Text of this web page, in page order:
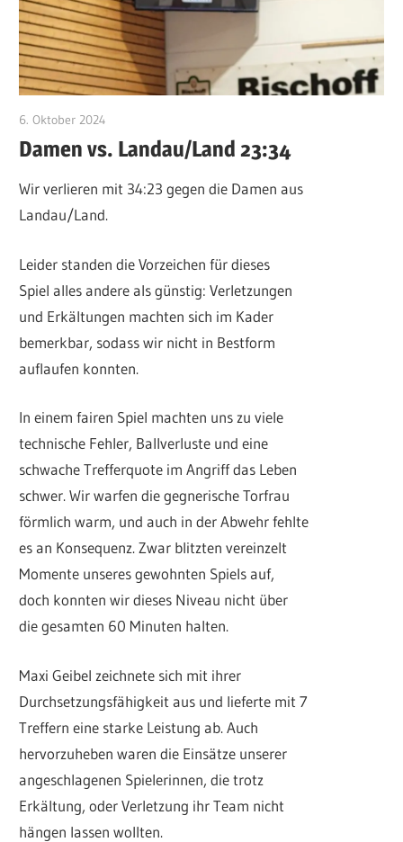
6. Oktober 2024
Damen vs. Landau/Land 23:34
Wir verlieren mit 34:23 gegen die Damen aus
Landau/Land.
Leider standen die Vorzeichen für dieses
Spiel alles andere als günstig: Verletzungen
und Erkältungen machten sich im Kader
bemerkbar, sodass wir nicht in Bestform
auflaufen konnten.
In einem fairen Spiel machten uns zu viele
technische Fehler, Ballverluste und eine
schwache Trefferquote im Angriff das Leben
schwer. Wir warfen die gegnerische Torfrau
förmlich warm, und auch in der Abwehr fehlte
es an Konsequenz. Zwar blitzten vereinzelt
Momente unseres gewohnten Spiels auf,
doch konnten wir dieses Niveau nicht über
die gesamten 60 Minuten halten.
Maxi Geibel zeichnete sich mit ihrer
Durchsetzungsfähigkeit aus und lieferte mit 7
Treffern eine starke Leistung ab. Auch
hervorzuheben waren die Einsätze unserer
angeschlagenen Spielerinnen, die trotz
Erkältung, oder Verletzung ihr Team nicht
hängen lassen wollten.